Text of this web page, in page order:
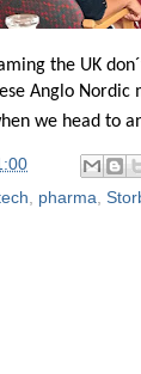
the UK
Anglo
we head to
pharma